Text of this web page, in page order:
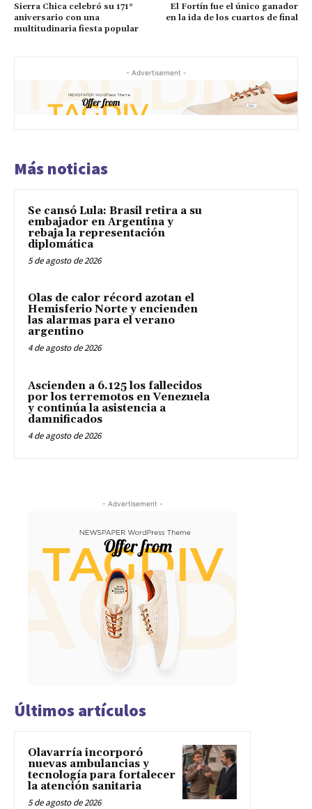
Sierra Chica celebró su 171°
aniversario con una
multitudinaria fiesta popular
El Fortín fue el único ganador
en la ida de los cuartos de final
- Advertisement -
Más noticias
Se cansó Lula: Brasil retira a su
embajador en Argentina y
rebaja la representación
diplomática
5 de agosto de 2026
Olas de calor récord azotan el
Hemisferio Norte y encienden
las alarmas para el verano
argentino
4 de agosto de 2026
Ascienden a 6.125 los fallecidos
por los terremotos en Venezuela
y continúa la asistencia a
damnificados
4 de agosto de 2026
- Advertisement -
Últimos artículos
Olavarría incorporó
nuevas ambulancias y
tecnología para fortalecer
la atención sanitaria
5 de agosto de 2026